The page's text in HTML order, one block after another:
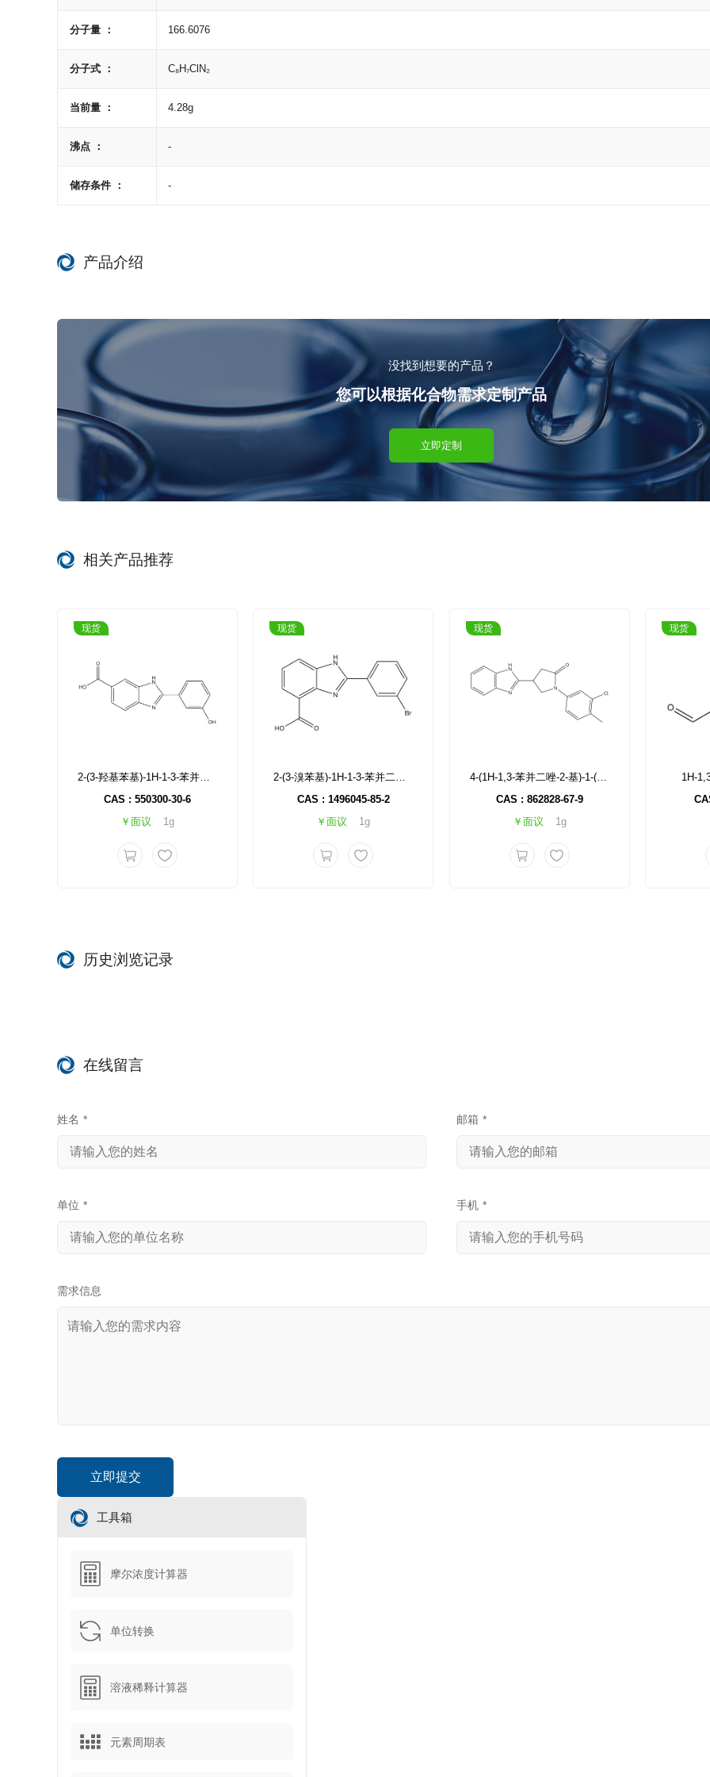
分子量 ： 166.6076
分子式 ： C₈H₇ClN₂
当前量 ： 4.28g
沸点 ： -
储存条件 ： -
产品介绍
没找到想要的产品？
您可以根据化合物需求定制产品
立即定制
相关产品推荐
现货
2-(3-羟基苯基)-1H-1-3-苯并二唑-6-甲酸
CAS : 550300-30-6
￥面议
1g
现货
2-(3-溴苯基)-1H-1-3-苯并二唑-4-羧酸
CAS : 1496045-85-2
￥面议
1g
现货
4-(1H-1,3-苯并二唑-2-基)-1-(3-氯-4-甲基苯基)吡咯烷-2-酮
CAS : 862828-67-9
￥面议
1g
现货
1H-
历史浏览记录
在线留言
姓名 * 邮箱 *
单位 * 手机 *
需求信息
工具箱
摩尔浓度计算器
单位转换
溶液稀释计算器
元素周期表